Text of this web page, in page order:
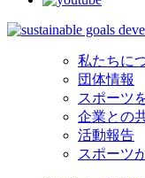
私たちに
団体情報
スポーツ
企業との
活動報告
スポーツ